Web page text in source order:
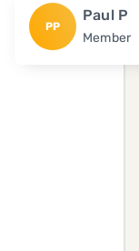
PP
Paul P
Member